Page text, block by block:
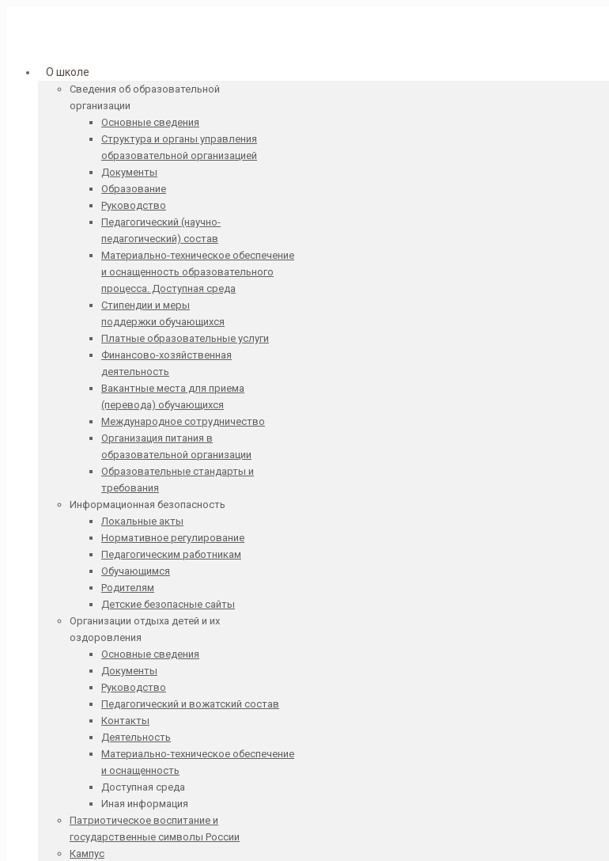
О школе
Сведения об образовательной
организации
Основные сведения
Структура и органы управления
образовательной организацией
Документы
Образование
Руководство
Педагогический (научно-
педагогический) состав
Материально-техническое обеспечение
и оснащенность образовательного
процесса. Доступная среда
Стипендии и меры
поддержки обучающихся
Платные образовательные услуги
Финансово-хозяйственная
деятельность
Вакантные места для приема
(перевода) обучающихся
Международное сотрудничество
Организация питания в
образовательной организации
Образовательные стандарты и
требования
Информационная безопасность
Локальные акты
Нормативное регулирование
Педагогическим работникам
Обучающимся
Родителям
Детские безопасные сайты
Организации отдыха детей и их
оздоровления
Основные сведения
Документы
Руководство
Педагогический и вожатский состав
Контакты
Деятельность
Материально-техническое обеспечение
и оснащенность
Доступная среда
Иная информация
Патриотическое воспитание и
государственные символы России
Кампус